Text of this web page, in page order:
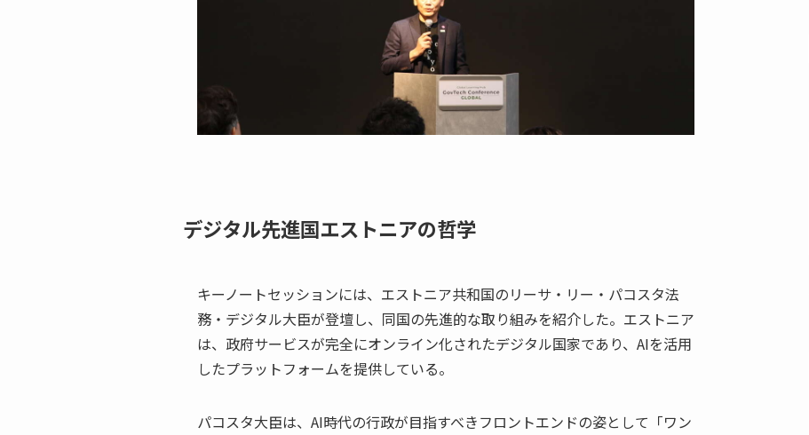
デジタル先進国エストニアの哲学
キーノートセッションには、エストニア共和国のリーサ・リー・パコスタ法
務・デジタル大臣が登壇し、同国の先進的な取り組みを紹介した。エストニア
は、政府サービスが完全にオンライン化されたデジタル国家であり、AIを活用
したプラットフォームを提供している。
パコスタ大臣は、AI時代の行政が目指すべきフロントエンドの姿として「ワン